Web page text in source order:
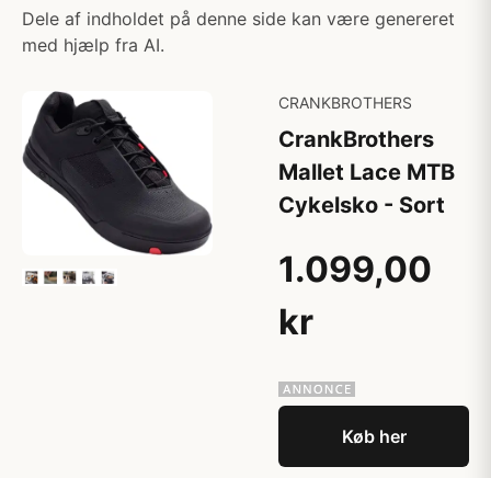
Dele af indholdet på denne side kan være genereret
med hjælp fra AI.
CRANKBROTHERS
CrankBrothers
Mallet Lace MTB
Cykelsko - Sort
1.099,00
kr
Køb her